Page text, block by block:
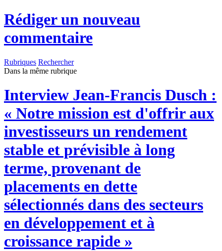
Rédiger un nouveau
commentaire
Rubriques Rechercher
Dans la même rubrique
Interview Jean-Francis Dusch :
« Notre mission est d'offrir aux
investisseurs un rendement
stable et prévisible à long
terme, provenant de
placements en dette
sélectionnés dans des secteurs
en développement et à
croissance rapide »